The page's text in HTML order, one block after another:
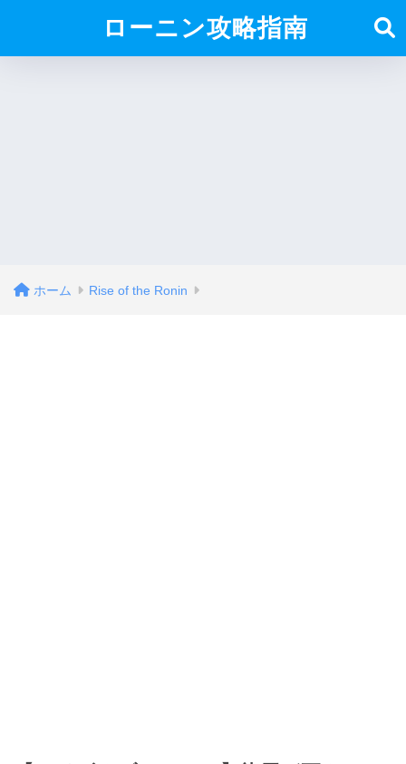
ローニン攻略指南
ホーム Rise of the Ronin